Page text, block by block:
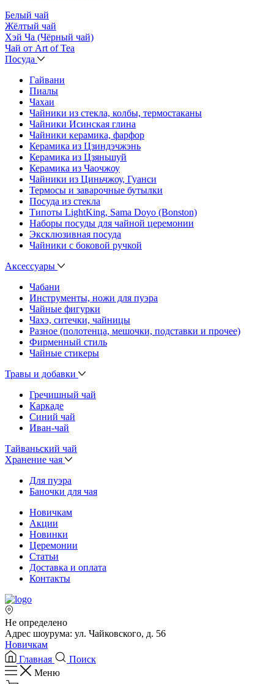
Белый чай
Жёлтый чай
Хэй Ча (Чёрный чай)
Чай от Art of Tea
Посуда
Гайвани
Пиалы
Чахаи
Чайники из стекла, колбы, термостаканы
Чайники Исинская глина
Чайники керамика, фарфор
Керамика из Цзиндэчжэнь
Керамика из Цзяньшуй
Керамика из Чаочжоу
Чайники из Циньчжоу, Гуанси
Термосы и заварочные бутылки
Посуда из стекла
Типоты LightKing, Sama Doyo (Bonston)
Наборы посуды для чайной церемонии
Эксклюзивная посуда
Чайники с боковой ручкой
Аксессуары
Чабани
Инструменты, ножи для пуэра
Чайные фигурки
Чахэ, ситечки, чайницы
Разное (полотенца, мешочки, подставки и прочее)
Фирменный стиль
Чайные стикеры
Травы и добавки
Гречишный чай
Каркаде
Синий чай
Иван-чай
Тайваньский чай
Хранение чая
Для пуэра
Баночки для чая
Новичкам
Акции
Новинки
Церемонии
Статьи
Доставка и оплата
Контакты
Не определено
Адрес шоурума: ул. Чайковского, д. 56
Новичкам
Главная
Поиск
Меню